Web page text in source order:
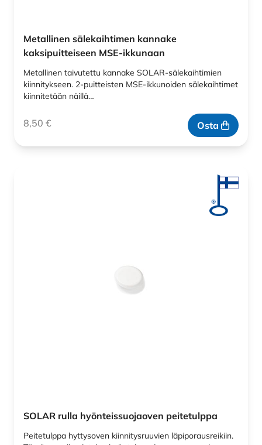
Metallinen sälekaihtimen kannake
kaksipuitteiseen MSE-ikkunaan
Metallinen taivutettu kannake SOLAR-sälekaihtimien
kiinnitykseen. 2-puitteisten MSE-ikkunoiden sälekaihtimet
kiinnitetään näillä…
8,50 € Osta
SOLAR rulla hyönteissuojaoven peitetulppa
Peitetulppa hyttysoven kiinnitysruuvien läpiporausreikiin.